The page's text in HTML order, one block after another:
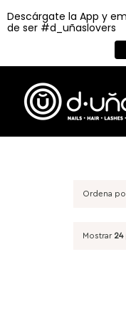
contenido
Ordena
Mostrar
Descárgate la App y
de ser #d_uñaslovers